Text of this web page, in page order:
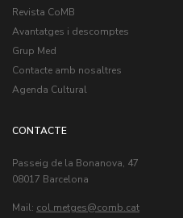
Revista CoMB
Avantatges i descomptes
Grup Med
Contacte amb nosaltres
Agenda Cultural
CONTACTE
Passeig de la Bonanova, 47
08017 Barcelona
Mail: col.metges